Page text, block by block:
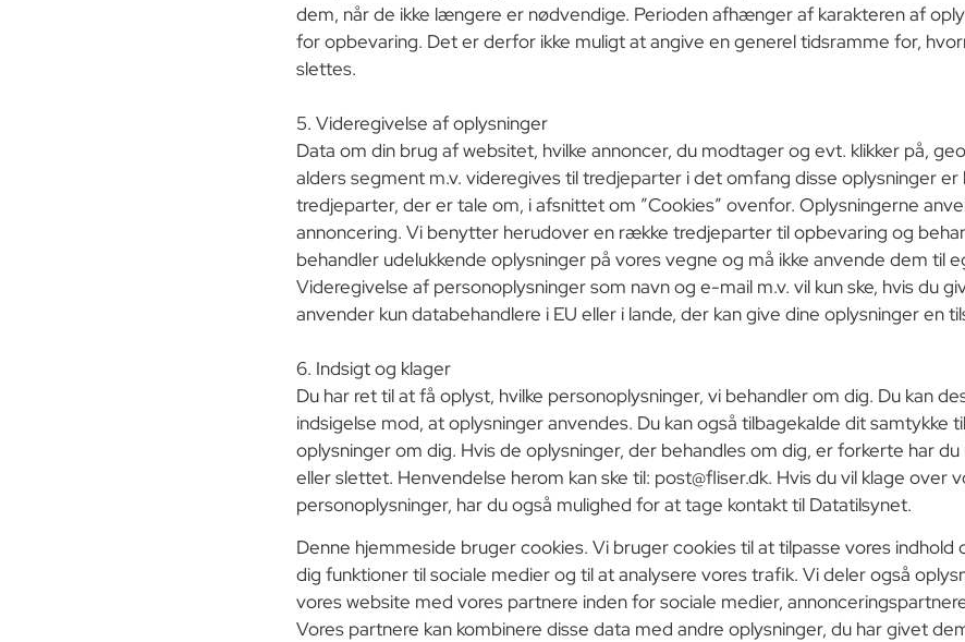
dem, når de ikke længere er nødvendige. Perioden afhænger af karakteren af
for opbevaring. Det er derfor ikke muligt at angive en generel tidsramme for,
slettes.
5. Videregivelse af oplysninger
Data om din brug af websitet, hvilke annoncer, du modtager og evt. klikker på,
alders segment m.v. videregives til tredjeparter i det omfang disse oplysninger er
tredjeparter, der er tale om, i afsnittet om ”Cookies” ovenfor. Oplysningerne
annoncering. Vi benytter herudover en række tredjeparter til opbevaring og
behandler udelukkende oplysninger på vores vegne og må ikke anvende dem til
Videregivelse af personoplysninger som navn og e-mail m.v. vil kun ske, hvis du
anvender kun databehandlere i EU eller i lande, der kan give dine oplysninger en
6. Indsigt og klager
Du har ret til at få oplyst, hvilke personoplysninger, vi behandler om dig. Du kan
indsigelse mod, at oplysninger anvendes. Du kan også tilbagekalde dit samtykke
oplysninger om dig. Hvis de oplysninger, der behandles om dig, er forkerte har
eller slettet. Henvendelse herom kan ske til: post@fliser.dk. Hvis du vil klage over
personoplysninger, har du også mulighed for at tage kontakt til Datatilsynet.
Denne hjemmeside bruger cookies. Vi bruger cookies til at tilpasse vores indhold
dig funktioner til sociale medier og til at analysere vores trafik. Vi deler også
vores website med vores partnere inden for sociale medier,
Vores partnere kan kombinere disse data med andre oplysninger, du har givet